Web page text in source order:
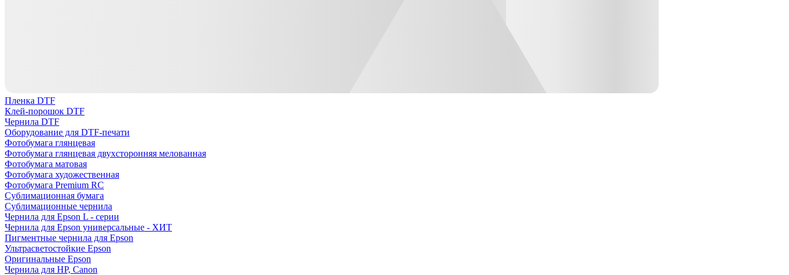
Пленка DTF
Клей-порошок DTF
Чернила DTF
Оборудование для DTF-печати
Фотобумага глянцевая
Фотобумага глянцевая двухсторонняя мелованная
Фотобумага матовая
Фотобумага художественная
Фотобумага Premium RC
Сублимационная бумага
Сублимационные чернила
Чернила для Epson L - серии
Чернила для Epson универсальные - ХИТ
Пигментные чернила для Epson
Ультрасветостойкие Epson
Оригинальные Epson
Чернила для HP, Canon